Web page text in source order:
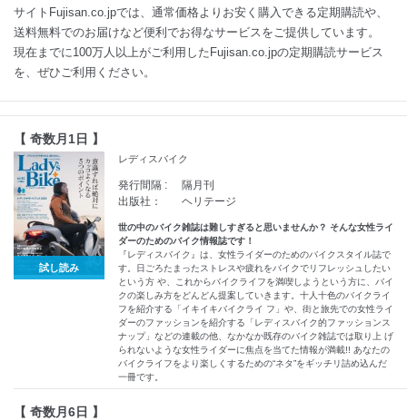
サイトFujisan.co.jpでは、通常価格よりお安く購入できる定期購読や、
送料無料でのお届けなど便利でお得なサービスをご提供しています。
現在までに100万人以上がご利用したFujisan.co.jpの定期購読サービス
を、ぜひご利用ください。
【 奇数月1日 】
試し読み
レディスバイク
発行間隔 :
隔月刊
出版社：
ヘリテージ
世の中のバイク雑誌は難しすぎると思いませんか？ そんな女性ライ
ダーのためのバイク情報誌です！
『レディスバイク』は、女性ライダーのためのバイクスタイル誌で
す。日ごろたまったストレスや疲れをバイクでリフレッシュしたい
という方 や、これからバイクライフを満喫しようという方に、バイ
クの楽しみ方をどんどん提案していきます。十人十色のバイクライ
フを紹介する「イキイキバイクライ フ」や、街と旅先での女性ライ
ダーのファッションを紹介する「レディスバイク的ファッションス
ナップ」などの連載の他、なかなか既存のバイク雑誌では取り上 げ
られないような女性ライダーに焦点を当てた情報が満載!! あなたの
バイクライフをより楽しくするための“ネタ”をギッチリ詰め込んだ
一冊です。
【 奇数月6日 】